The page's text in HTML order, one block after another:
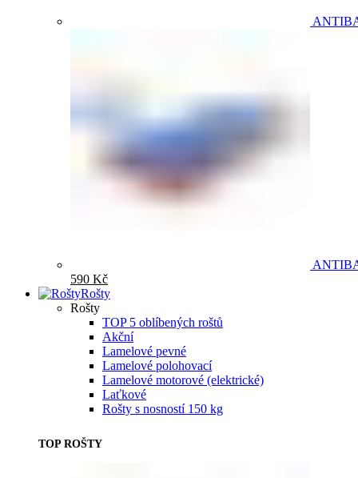
590 Kč
Rošty
Rošty
TOP 5 oblíbených roštů
Akční
Lamelové pevné
Lamelové polohovací
Lamelové motorové (elektrické)
Laťkové
Rošty s nosností 150 kg
TOP ROŠTY